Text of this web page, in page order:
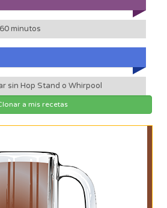
minutos
sin Hop Stand o Whirpool
a mis recetas